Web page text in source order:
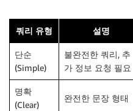
쿼리 유형 설명
단순
(Simple)
불완전한 쿼리, 추
가 정보 요청 필요
명확
(Clear)
완전한 문장 형태